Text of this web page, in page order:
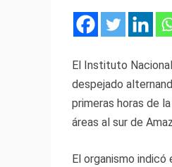
El Instituto
despejado
primeras horas de
áreas al sur de
El organismo